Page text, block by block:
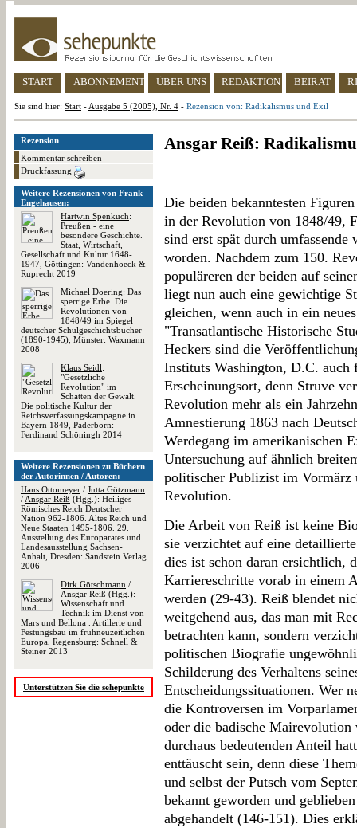
START ABONNEMENT ÜBER UNS REDAKTION BEIRAT
Sie sind hier: Start - Ausgabe 5 (2005), Nr. 4 - Rezension von: Radikalismus und Exil
Rezension
Kommentar schreiben
Druckfassung
Weitere Rezensionen von Frank
Engehausen:
Hartwin Spenkuch:
Preußen - eine
besondere Geschichte.
Staat, Wirtschaft,
Gesellschaft und Kultur 1648-
1947, Göttingen: Vandenhoeck &
Ruprecht 2019
Michael Doering: Das
sperrige Erbe. Die
Revolutionen von
1848/49 im Spiegel
deutscher Schulgeschichtsbücher
(1890-1945), Münster: Waxmann
2008
Klaus Seidl:
"Gesetzliche
Revolution" im
Schatten der Gewalt.
Die politische Kultur der
Reichsverfassungskampagne in
Bayern 1849, Paderborn:
Ferdinand Schöningh 2014
Weitere Rezensionen zu Büchern
der Autorinnen / Autoren:
Hans Ottomeyer / Jutta Götzmann
/ Ansgar Reiß (Hgg.): Heiliges
Römisches Reich Deutscher
Nation 962-1806. Altes Reich und
Neue Staaten 1495-1806. 29.
Ausstellung des Europarates und
Landesausstellung Sachsen-
Anhalt, Dresden: Sandstein Verlag
2006
Dirk Götschmann /
Ansgar Reiß (Hgg.):
Wissenschaft und
Technik im Dienst von
Mars und Bellona . Artillerie und
Festungsbau im frühneuzeitlichen
Europa, Regensburg: Schnell &
Steiner 2013
Unterstützen Sie die sehepunkte
Ansgar Reiß:
Die beiden bekanntesten
in der Revolution von 1848/49,
sind erst spät durch
worden. Nachdem zum 150.
populäreren der beiden auf
liegt nun auch eine gewichtige
gleichen, wenn auch in ein
"Transatlantische Historische
Heckers sind die
Instituts Washington, D.C. auch
Erscheinungsort, denn Struve
Revolution mehr als ein
Amnestierung 1863 nach
Werdegang im amerikanischen
Untersuchung auf ähnlich
politischer Publizist im
Revolution.
Die Arbeit von Reiß ist keine
sie verzichtet auf eine
dies ist schon daran ersichtlich,
Karriereschritte vorab in einem
werden (29-43). Reiß blendet
weitgehend aus, das man mit
betrachten kann, sondern
politischen Biografie
Schilderung des Verhaltens
Entscheidungssituationen. Wer
die Kontroversen im
oder die badische Mairevolution
durchaus bedeutenden Anteil
enttäuscht sein, denn diese
und selbst der Putsch vom
bekannt geworden und
abgehandelt (146-151). Dies